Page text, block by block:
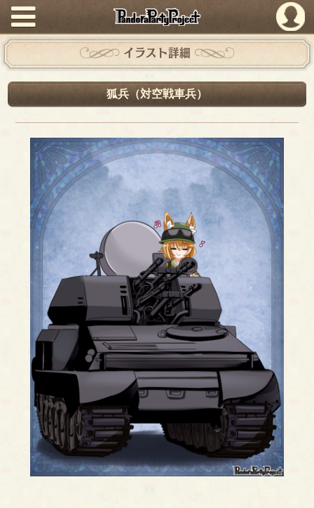
PandoraPartyProject
イラスト詳細
狐兵（対空戦車兵）